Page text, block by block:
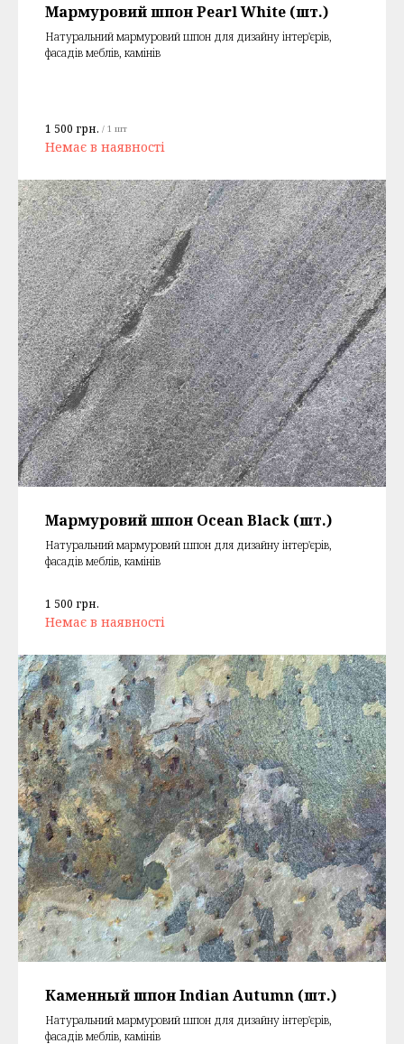
Мармуровий шпон Pearl White (шт.)
Натуральний мармуровий шпон для дизайну інтер'єрів,
фасадів меблів, камінів
1 500 грн. / 1 шт
Немає в наявності
Мармуровий шпон Ocean Black (шт.)
Натуральний мармуровий шпон для дизайну інтер'єрів,
фасадів меблів, камінів
1 500 грн.
Немає в наявності
Каменный шпон Indian Autumn (шт.)
Натуральний мармуровий шпон для дизайну інтер'єрів,
фасадів меблів, камінів